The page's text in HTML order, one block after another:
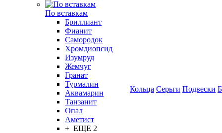
По вставкам
Бриллиант
Фианит
Самородок
Хромдиопсид
Изумруд
Жемчуг
Гранат
Турмалин
Аквамарин
Танзанит
Опал
Аметист
+ ЕЩЕ 2
Кольца Серьги Подвески